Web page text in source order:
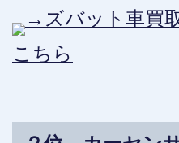
→ズバット車買
こちら